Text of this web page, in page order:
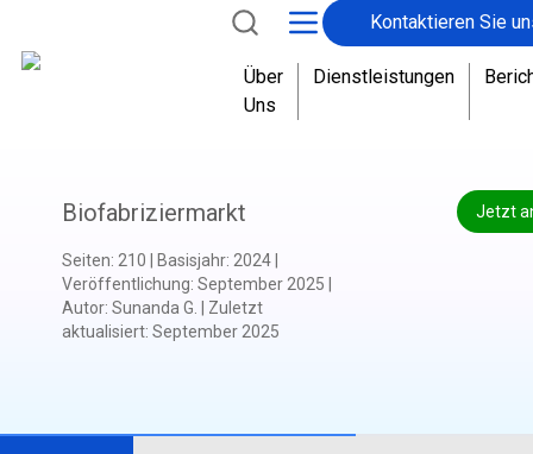
Kontaktieren Sie
Über
Uns
Dienstleistungen
Jetzt
Biofabriziermarkt
Seiten: 210 Basisjahr: 2024
Veröffentlichung: September 2025
Autor: Sunanda G.
Zuletzt
aktualisiert: September 2025